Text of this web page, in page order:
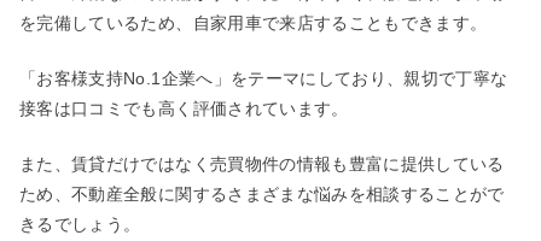
を完備しているため、自家用車で来店することもできます。
「お客様支持No.1企業へ」をテーマにしており、親切で丁寧な
接客は口コミでも高く評価されています。
また、賃貸だけではなく売買物件の情報も豊富に提供している
ため、不動産全般に関するさまざまな悩みを相談することがで
きるでしょう。